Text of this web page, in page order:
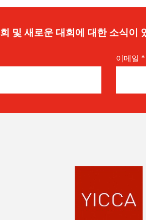
및 새로운 대회에 대한 소식이
이메일 *